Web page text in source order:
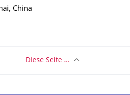
China
Diese Seite …